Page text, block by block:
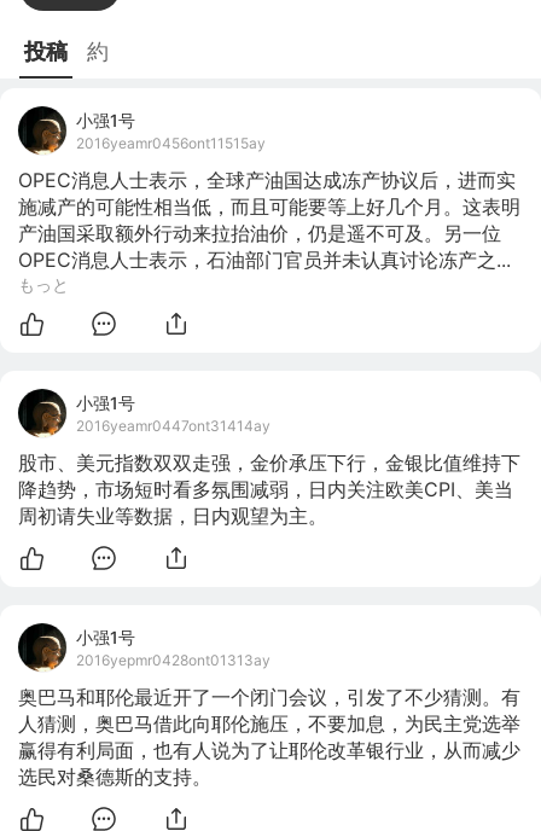
投稿 約
小强1号
2016yeamr0456ont11515ay
OPEC消息人士表示，全球产油国达成冻产协议后，进而实
施减产的可能性相当低，而且可能要等上好几个月。这表明
产油国采取额外行动来拉抬油价，仍是遥不可及。另一位
OPEC消息人士表示，石油部门官员并未认真讨论冻产之...
もっと
小强1号
2016yeamr0447ont31414ay
股市、美元指数双双走强，金价承压下行，金银比值维持下
降趋势，市场短时看多氛围减弱，日内关注欧美CPI、美当
周初请失业等数据，日内观望为主。
小强1号
2016yepmr0428ont01313ay
奥巴马和耶伦最近开了一个闭门会议，引发了不少猜测。有
人猜测，奥巴马借此向耶伦施压，不要加息，为民主党选举
赢得有利局面，也有人说为了让耶伦改革银行业，从而减少
选民对桑德斯的支持。